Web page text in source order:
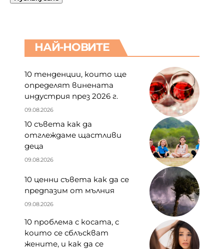
НАЙ-НОВИТЕ
10 тенденции, които ще
определят винената
индустрия през 2026 г.
09.08.2026
10 съвета как да
отглеждаме щастливи
деца
09.08.2026
10 ценни съвета как да се
предпазим от мълния
09.08.2026
10 проблема с косата, с
които се сблъскват
жените, и как да се